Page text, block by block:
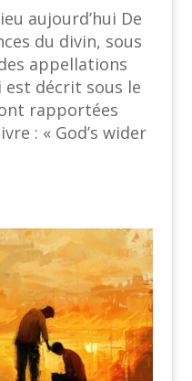
aujourd’hui De
du divin, sous
appellations
est décrit sous le
rapportées
: « God’s wider